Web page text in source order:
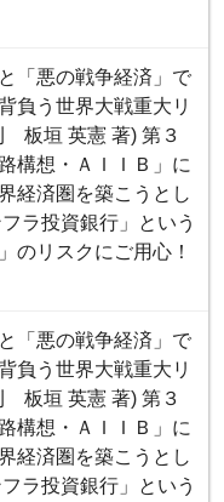
「悪の戦争経済」で
負う世界大戦重大リ
板垣 英憲 著) 第３
構想・ＡＩＩＢ」に
経済圏を築こうとし
ラ投資銀行」という
のリスクにご用心！
「悪の戦争経済」で
負う世界大戦重大リ
板垣 英憲 著) 第３
構想・ＡＩＩＢ」に
経済圏を築こうとし
ラ投資銀行」という